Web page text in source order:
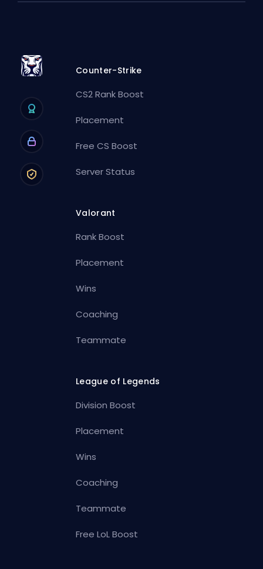
Counter-Strike
CS2 Rank Boost
Placement
Free CS Boost
Server Status
Valorant
Rank Boost
Placement
Wins
Coaching
Teammate
League of Legends
Division Boost
Placement
Wins
Coaching
Teammate
Free LoL Boost